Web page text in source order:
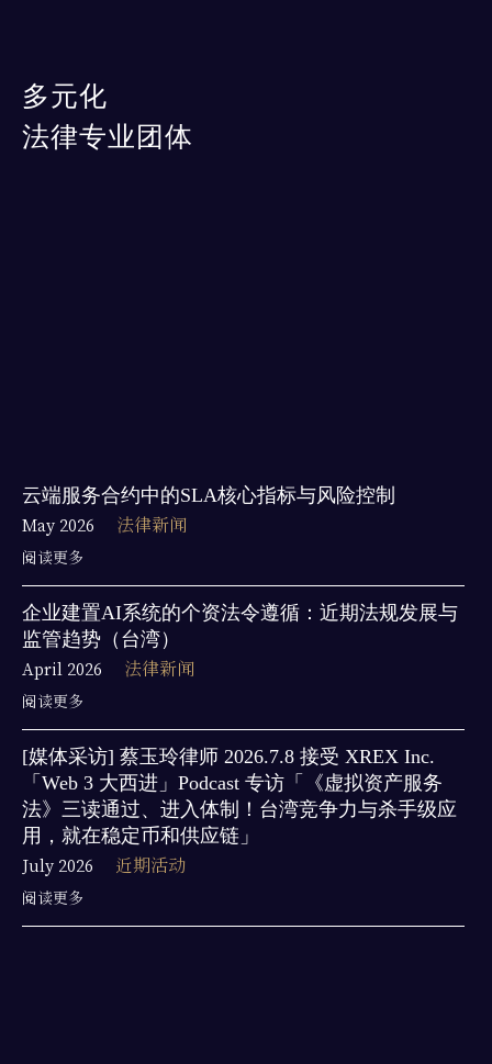
多元化
法律专业团体
云端服务合约中的SLA核心指标与风险控制
May 2026
法律新闻
阅读更多
企业建置AI系统的个资法令遵循：近期法规发展与
监管趋势（台湾）
April 2026
法律新闻
阅读更多
[媒体采访] 蔡玉玲律师 2026.7.8 接受 XREX Inc.
「Web 3 大西进」Podcast 专访「《虚拟资产服务
法》三读通过、进入体制！台湾竞争力与杀手级应
用，就在稳定币和供应链」
July 2026
近期活动
阅读更多